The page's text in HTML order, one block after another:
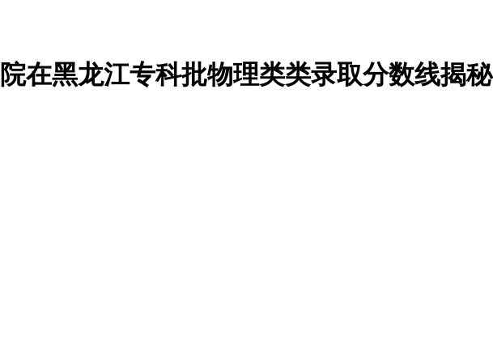
在黑龙江专科批物理类类录取分数线揭秘